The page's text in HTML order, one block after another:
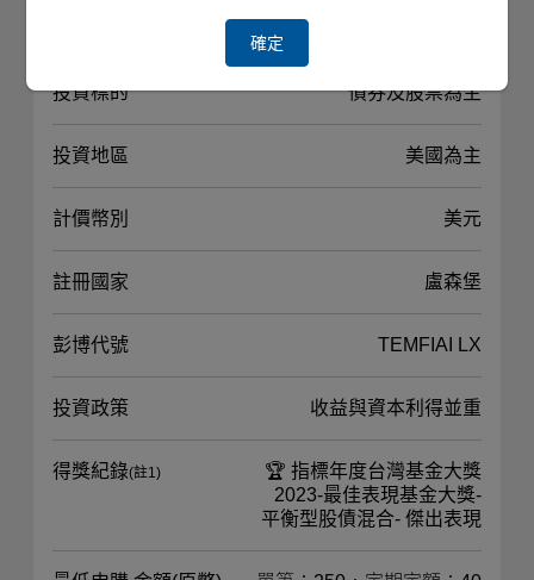
投資標的 債券及股票為主
投資地區 美國為主
計價幣別 美元
註冊國家 盧森堡
彭博代號 TEMFIAI LX
投資政策 收益與資本利得並重
得獎紀錄(註1)
🏆 指標年度台灣基金大獎
2023-最佳表現基金大獎-
平衡型股債混合- 傑出表現
確定